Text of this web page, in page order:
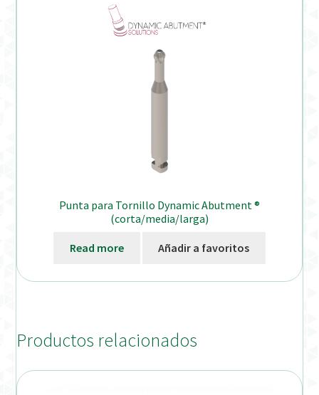
Punta para Tornillo Dynamic Abutment ®
(corta/media/larga)
Read more Añadir a favoritos
Productos relacionados